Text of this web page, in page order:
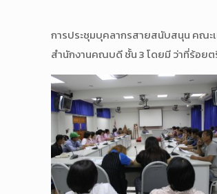
การประชุมบุคลากรสายสนับสนุน คณะเ
สำนักงานคณบดี ชั้น 3 โดยมี ว่าที่ร้อยต